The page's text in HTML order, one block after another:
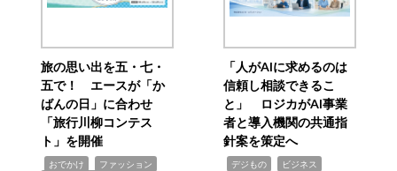
旅の思い出を五・七・
五で！ エースが「か
ばんの日」に合わせ
「旅行川柳コンテス
ト」を開催
おでかけ ファッション
「人がAIに求めるのは
信頼し相談できるこ
と」 ロジカがAI事業
者と導入機関の共通指
針案を策定へ
デジもの ビジネス